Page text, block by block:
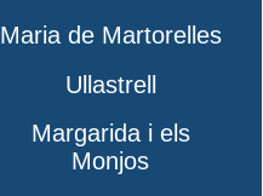
Maria de Martorelles
Ullastrell
Margarida i els
Monjos